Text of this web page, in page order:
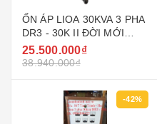
ỔN ÁP LIOA 30KVA 3 PHA
DR3 - 30K II ĐỜI MỚI
NHẤT 2022 - 2023 DÂY
ĐỒNG 100%
25.500.000₫
38.940.000₫
-42%